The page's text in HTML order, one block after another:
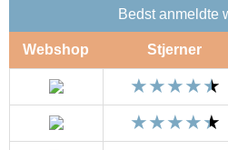
Bedst anmeldte
Webshop Stjerner